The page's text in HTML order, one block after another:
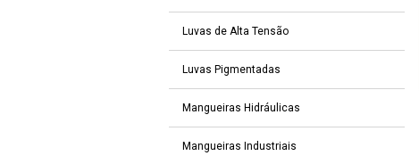
Luvas de Alta Tensão
Luvas Pigmentadas
Mangueiras Hidráulicas
Mangueiras Industriais